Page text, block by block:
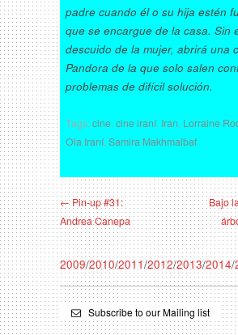
padre cuando él o su hija estén
que se encargue de la casa. Sin
descuido de la mujer, abrirá una
Pandora de la que solo salen
problemas de difícil solución.
Tags:cine,cine iraní, Iran, Lorraine
Ola Iraní,Samira Makhmalbaf
← Pin-up #31:
Andrea Canepa
Bajo
2009/2010/2011/2012/2013/2014/
Subscribe to our Mailing list